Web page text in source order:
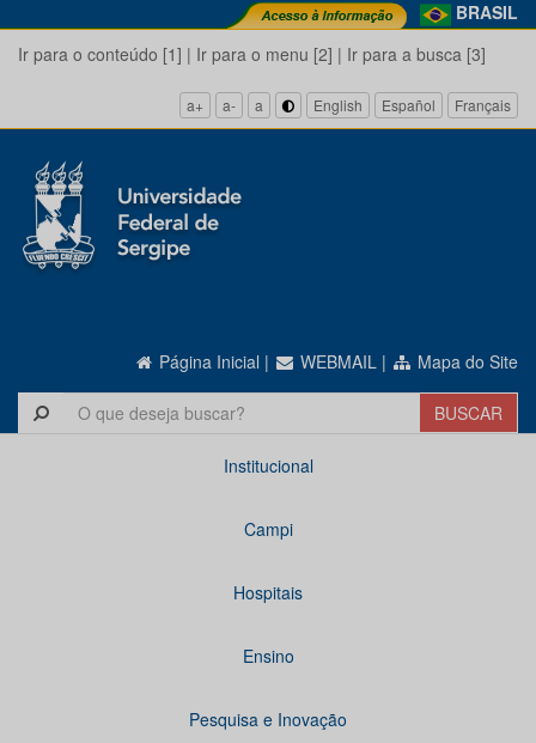
BRASIL
Ir para o conteúdo [1] | Ir para o menu [2] | Ir para a busca [3]
a+ a- a English Español Français
Página Inicial | WEBMAIL | Mapa do Site
Institucional
Campi
Hospitais
Ensino
Pesquisa e Inovação